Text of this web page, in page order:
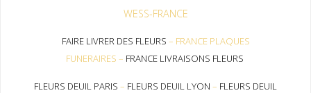
WESS-FRANCE
FAIRE LIVRER DES FLEURS – FRANCE PLAQUES
FUNERAIRES – FRANCE LIVRAISONS FLEURS
FLEURS DEUIL PARIS – FLEURS DEUIL LYON – FLEURS DEUIL